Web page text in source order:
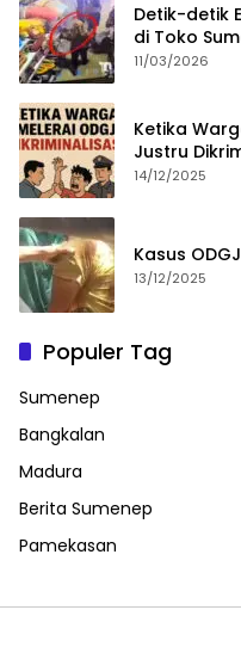
Detik-detik
di Toko
11/03/2026
Ketika
Justru
14/12/2025
Kasus
13/12/2025
Populer Tag
Sumenep
Bangkalan
Madura
Berita Sumenep
Pamekasan